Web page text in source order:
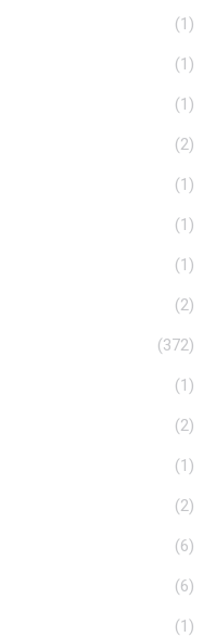
(1)
(1)
(1)
(2)
(1)
(1)
(1)
(2)
(372)
(1)
(2)
(1)
(2)
(6)
(6)
(1)